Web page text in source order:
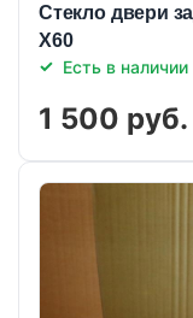
Стекло двери
X60
Есть в наличии
1 500 руб.